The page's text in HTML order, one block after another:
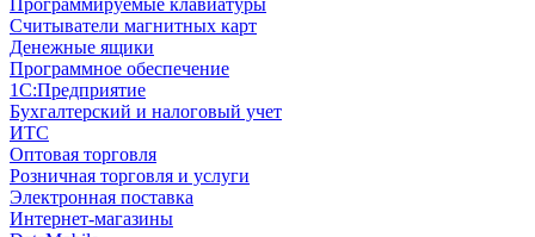
Программируемые клавиатуры
Считыватели магнитных карт
Денежные ящики
Программное обеспечение
1С:Предприятие
Бухгалтерский и налоговый учет
ИТС
Оптовая торговля
Розничная торговля и услуги
Электронная поставка
Интернет-магазины